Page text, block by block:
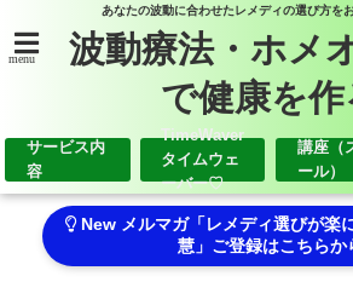
あなたの波動に合わせたレメディの選び方を
menu
波動療法・ホメ
で健康を作
サービス内
容
TimeWaver
タイムウェ
ーバー♡
講座（
ール）
New メルマガ「レメディ選びが楽
慧」ご登録はこちらか